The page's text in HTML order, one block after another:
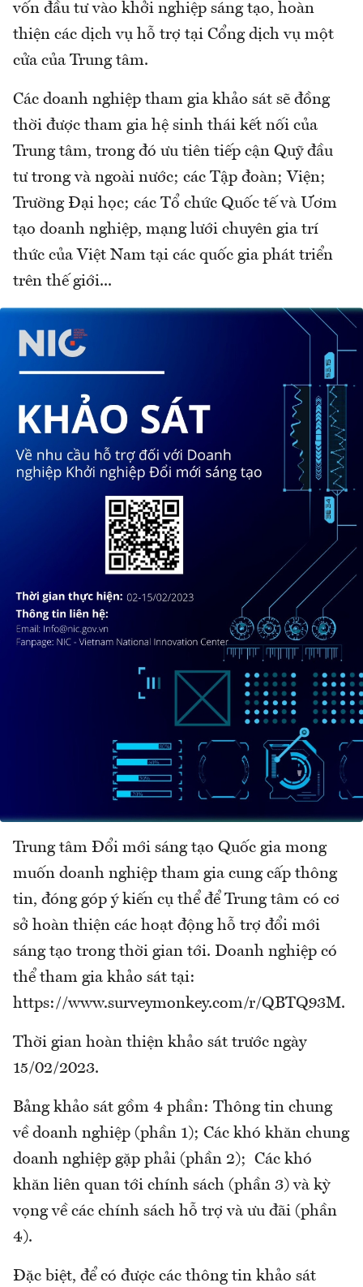
vốn đầu tư vào khởi nghiệp sáng tạo, hoàn
thiện các dịch vụ hỗ trợ tại Cổng dịch vụ một
cửa của Trung tâm.
Các doanh nghiệp tham gia khảo sát sẽ đồng
thời được tham gia hệ sinh thái kết nối của
Trung tâm, trong đó ưu tiên tiếp cận Quỹ đầu
tư trong và ngoài nước; các Tập đoàn; Viện;
Trường Đại học; các Tổ chức Quốc tế và Ươm
tạo doanh nghiệp, mạng lưới chuyên gia trí
thức của Việt Nam tại các quốc gia phát triển
trên thế giới...
Trung tâm Đổi mới sáng tạo Quốc gia mong
muốn doanh nghiệp tham gia cung cấp thông
tin, đóng góp ý kiến cụ thể để Trung tâm có cơ
sở hoàn thiện các hoạt động hỗ trợ đổi mới
sáng tạo trong thời gian tới. Doanh nghiệp có
thể tham gia khảo sát tại:
https://www.surveymonkey.com/r/QBTQ93M.
Thời gian hoàn thiện khảo sát trước ngày
15/02/2023.
Bảng khảo sát gồm 4 phần: Thông tin chung
về doanh nghiệp (phần 1); Các khó khăn chung
doanh nghiệp gặp phải (phần 2); Các khó
khăn liên quan tới chính sách (phần 3) và kỳ
vọng về các chính sách hỗ trợ và ưu đãi (phần
4).
Đặc biệt, để có được các thông tin khảo sát